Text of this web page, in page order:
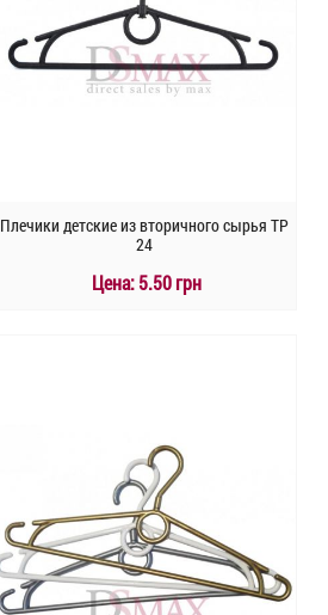
Плечики детские из вторичного сырья TP
24
Цена:5.50 грн